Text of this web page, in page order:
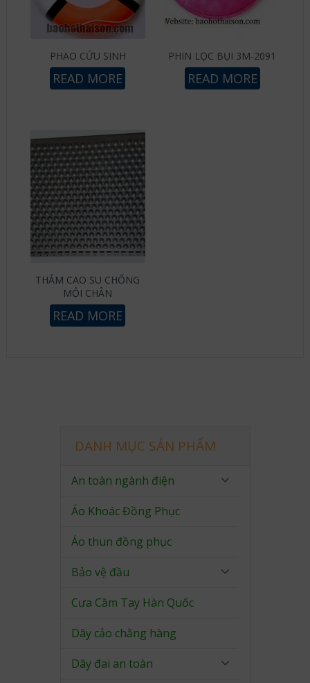
PHAO CỨU SINH
READ MORE
PHIN LỌC BỤI 3M-2091
READ MORE
THẢM CAO SU CHỐNG
MỎI CHÂN
READ MORE
DANH MỤC SẢN PHẨM
An toàn ngành điện
Áo Khoác Đồng Phục
Áo thun đồng phục
Bảo vệ đầu
Cưa Cầm Tay Hàn Quốc
Dây cảo chằng hàng
Dây đai an toàn